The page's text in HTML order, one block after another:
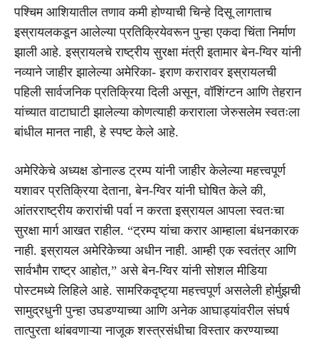
पश्चिम आशियातील तणाव कमी होण्याची चिन्हे दिसू लागताच
इस्रायलकडून आलेल्या प्रतिक्रियेवरून पुन्हा एकदा चिंता निर्माण
झाली आहे. इस्रायलचे राष्ट्रीय सुरक्षा मंत्री इतामार बेन-ग्विर यांनी
नव्याने जाहीर झालेल्या अमेरिका- इराण करारावर इस्रायलची
पहिली सार्वजनिक प्रतिक्रिया दिली असून, वॉशिंग्टन आणि तेहरान
यांच्यात वाटाघाटी झालेल्या कोणत्याही कराराला जेरुसलेम स्वतःला
बांधील मानत नाही, हे स्पष्ट केले आहे.
अमेरिकेचे अध्यक्ष डोनाल्ड ट्रम्प यांनी जाहीर केलेल्या महत्त्वपूर्ण
यशावर प्रतिक्रिया देताना, बेन-ग्विर यांनी घोषित केले की,
आंतरराष्ट्रीय करारांची पर्वा न करता इस्रायल आपला स्वतःचा
सुरक्षा मार्ग आखत राहील. “ट्रम्प यांचा करार आम्हाला बंधनकारक
नाही. इस्रायल अमेरिकेच्या अधीन नाही. आम्ही एक स्वतंत्र आणि
सार्वभौम राष्ट्र आहोत,” असे बेन-ग्विर यांनी सोशल मीडिया
पोस्टमध्ये लिहिले आहे. सामरिकदृष्ट्या महत्त्वपूर्ण असलेली होर्मुझची
सामुद्रधुनी पुन्हा उघडण्याच्या आणि अनेक आघाड्यांवरील संघर्ष
तात्पुरता थांबवणाऱ्या नाजूक शस्त्रसंधीचा विस्तार करण्याच्या